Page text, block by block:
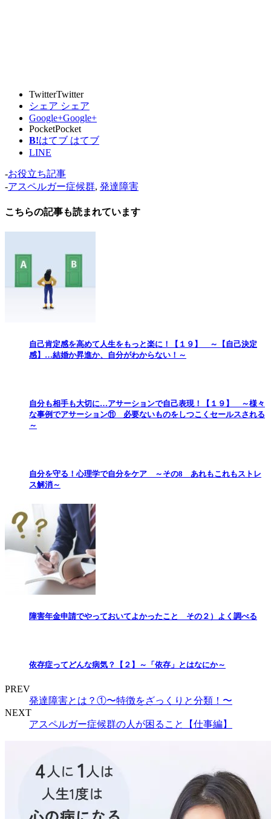
TwitterTwitter
シェア シェア
Google+Google+
PocketPocket
B!はてブ はてブ
LINE
-お役立ち記事
-アスペルガー症候群, 発達障害
こちらの記事も読まれています
自己肯定感を高めて人生をもっと楽に！【１９】 ～【自己決定
感】…結婚か昇進か、自分がわからない！～
自分も相手も大切に…アサーションで自己表現！【１９】 ～様々
な事例でアサーション⑪ 必要ないものをしつこくセールスされる
～
自分を守る！心理学で自分をケア ～その8 あれもこれもストレ
ス解消～
障害年金申請でやっておいてよかったこと その２）よく調べる
依存症ってどんな病気？【２】～「依存」とはなにか～
PREV
発達障害とは？①〜特徴をざっくりと分類！〜
NEXT
アスペルガー症候群の人が困ること【仕事編】